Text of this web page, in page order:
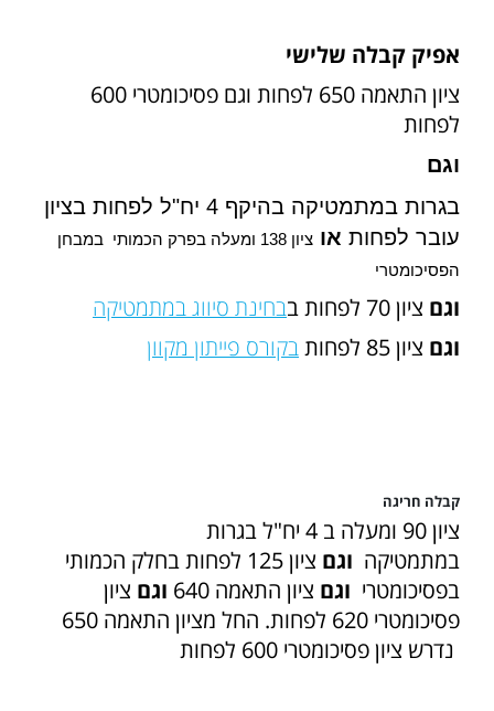
אפיק קבלה שלישי
ציון התאמה 650 לפחות וגם פסיכומטרי 600
לפחות
וגם
בגרות במתמטיקה בהיקף 4 יח"ל לפחות בציון
עובר לפחות אוציון138 ומעלה בפרק הכמותי במבחן
הפסיכומטרי
וגם ציון 70 לפחות ב
בחינת סיווג במתמטיקה
וגם ציון 85 לפחות בקורס פייתון מקוון
קבלה חריגה
ציון 90 ומעלה ב 4 יח"ל בגרות
במתמטיקה וגם
ציון 125 לפחות בחלק הכמותי
בפסיכומטרי וגם ציון התאמה 640 וגם ציון
פסיכומטרי 620 לפחות. החל מציון התאמה 650
נדרש ציון פסיכומטרי 600 לפחות